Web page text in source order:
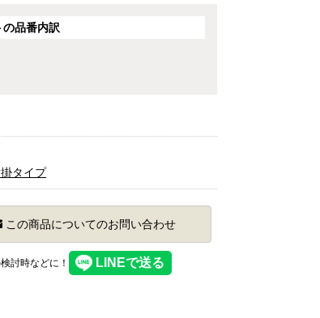
の品番内訳
タイプ
この商品についてのお問い合わせ
討時などに！